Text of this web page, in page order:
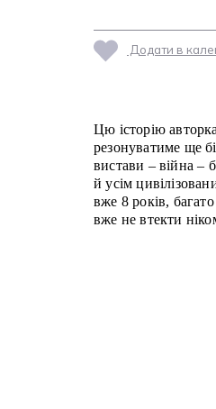
Додати в
Цю історію
резонуватиме ще
вистави – війна –
й усім
вже 8 років,
вже не втекти